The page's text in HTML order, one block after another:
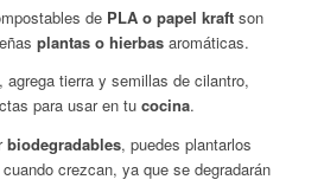
de PLA o papel kraftson
plantas o hierbasaromáticas.
agrega tierra y semillas de cilantro,
para usar en tu cocina.
biodegradables, puedes plantarlos
crezcan, ya que se degradarán